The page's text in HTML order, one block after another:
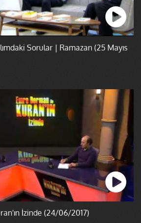
Sorular | Ramazan (25 Mayıs
İzinde (24/06/2017)